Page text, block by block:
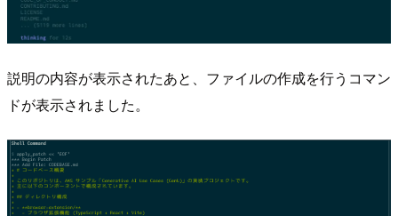
説明の内容が表示されたあと、ファイルの作成を行うコマン
ドが表示されました。